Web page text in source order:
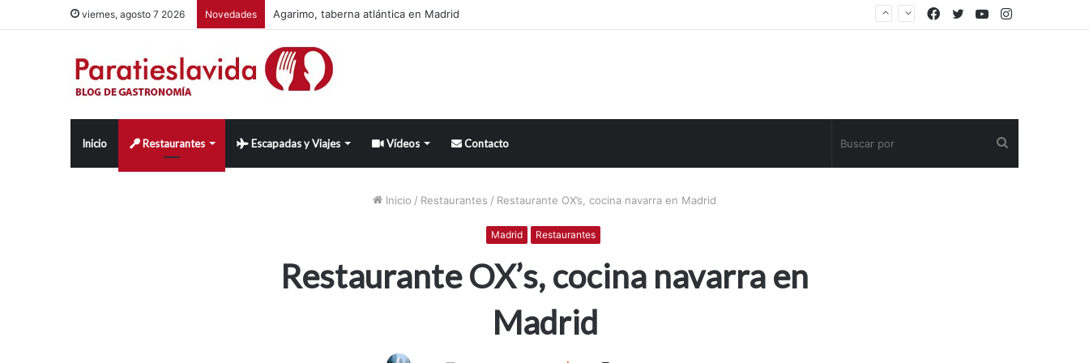
viernes, agosto 7 2026 Novedades Comer en Valdemorillo, Madrid YouTube
Twitter
Facebook
Inicio Restaurantes Escapadas y Viajes Vídeos Contacto
Inicio / Restaurantes / Restaurante OX’s, cocina navarra en Madrid
Madrid Restaurantes
Restaurante OX’s, cocina navarra en
Madrid